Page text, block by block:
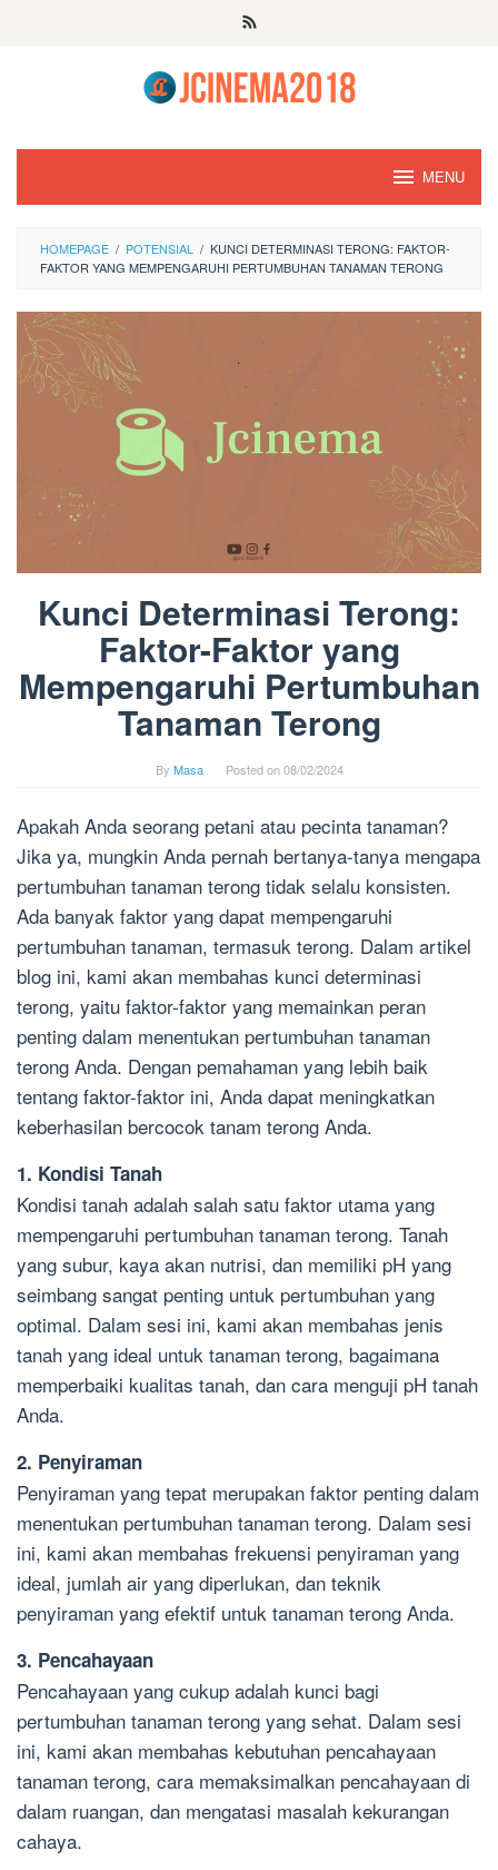
MENU
HOMEPAGE / POTENSIAL / KUNCI DETERMINASI TERONG: FAKTOR-
FAKTOR YANG MEMPENGARUHI PERTUMBUHAN TANAMAN TERONG
Kunci Determinasi Terong:
Faktor-Faktor yang
Mempengaruhi Pertumbuhan
Tanaman Terong
By Masa Posted on08/02/2024
Apakah Anda seorang petani atau pecinta tanaman?
Jika ya, mungkin Anda pernah bertanya-tanya mengapa
pertumbuhan tanaman terong tidak selalu konsisten.
Ada banyak faktor yang dapat mempengaruhi
pertumbuhan tanaman, termasuk terong. Dalam artikel
blog ini, kami akan membahas kunci determinasi
terong, yaitu faktor-faktor yang memainkan peran
penting dalam menentukan pertumbuhan tanaman
terong Anda. Dengan pemahaman yang lebih baik
tentang faktor-faktor ini, Anda dapat meningkatkan
keberhasilan bercocok tanam terong Anda.
1. Kondisi Tanah
Kondisi tanah adalah salah satu faktor utama yang
mempengaruhi pertumbuhan tanaman terong. Tanah
yang subur, kaya akan nutrisi, dan memiliki pH yang
seimbang sangat penting untuk pertumbuhan yang
optimal. Dalam sesi ini, kami akan membahas jenis
tanah yang ideal untuk tanaman terong, bagaimana
memperbaiki kualitas tanah, dan cara menguji pH tanah
Anda.
2. Penyiraman
Penyiraman yang tepat merupakan faktor penting dalam
menentukan pertumbuhan tanaman terong. Dalam sesi
ini, kami akan membahas frekuensi penyiraman yang
ideal, jumlah air yang diperlukan, dan teknik
penyiraman yang efektif untuk tanaman terong Anda.
3. Pencahayaan
Pencahayaan yang cukup adalah kunci bagi
pertumbuhan tanaman terong yang sehat. Dalam sesi
ini, kami akan membahas kebutuhan pencahayaan
tanaman terong, cara memaksimalkan pencahayaan di
dalam ruangan, dan mengatasi masalah kekurangan
cahaya.